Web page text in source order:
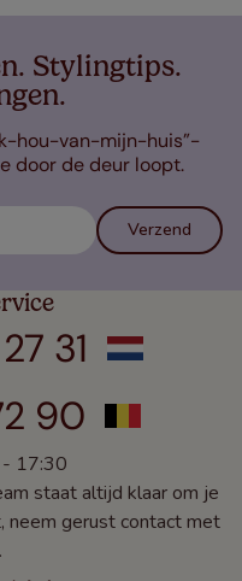
Stylingtips.
hou-van-mijn-huis”-
door de deur loopt.
Verzend
31
90
17:30
staat altijd klaar om je
neem gerust contact met